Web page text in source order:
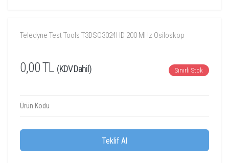
Teledyne Test Tools T3DSO3024HD 200 MHz Osiloskop
0,00 TL (KDV Dahil) Sınırlı Stok
Ürün Kodu
Teklif Al